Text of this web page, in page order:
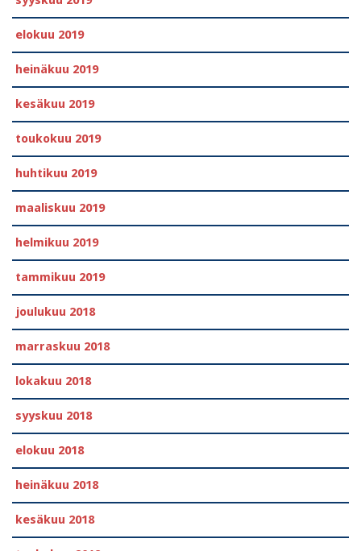
elokuu 2019
heinäkuu 2019
kesäkuu 2019
toukokuu 2019
huhtikuu 2019
maaliskuu 2019
helmikuu 2019
tammikuu 2019
joulukuu 2018
marraskuu 2018
lokakuu 2018
syyskuu 2018
elokuu 2018
heinäkuu 2018
kesäkuu 2018